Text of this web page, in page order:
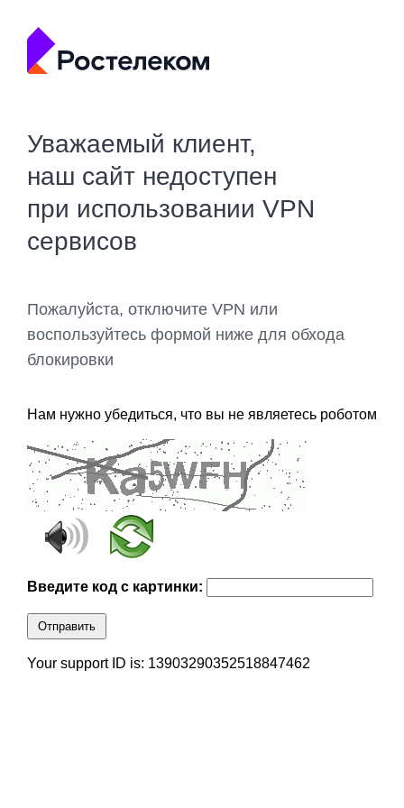
Уважаемый клиент,
наш сайт недоступен
при использовании VPN
сервисов
Пожалуйста, отключите VPN или
воспользуйтесь формой ниже для обхода
блокировки
Нам нужно убедиться, что вы не являетесь роботом
Введите код с картинки:
Отправить
Your support ID is: 13903290352518847462